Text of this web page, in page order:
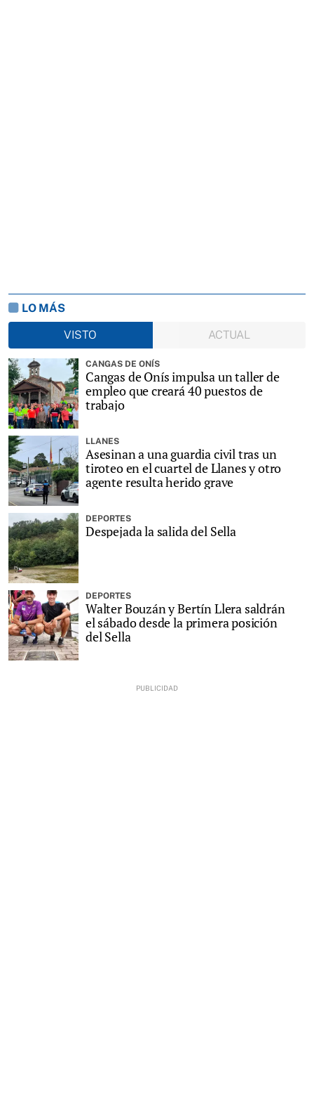
LO MÁS
VISTO
ACTUAL
CANGAS DE ONÍS
Cangas de Onís impulsa un taller de
empleo que creará 40 puestos de
trabajo
LLANES
Asesinan a una guardia civil tras un
tiroteo en el cuartel de Llanes y otro
agente resulta herido grave
DEPORTES
Despejada la salida del Sella
DEPORTES
Walter Bouzán y Bertín Llera saldrán
el sábado desde la primera posición
del Sella